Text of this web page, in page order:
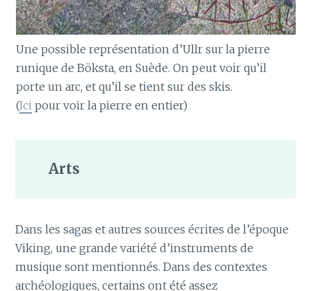
Une possible représentation d’Ullr sur la pierre
runique de Böksta, en Suède. On peut voir qu’il
porte un arc, et qu’il se tient sur des skis.
(Icipour voir la pierre en entier)
Arts
Dans les sagas et autres sources écrites de l’époque
Viking, une grande variété d’instruments de
musique sont mentionnés. Dans des contextes
archéologiques, certains ont été assez